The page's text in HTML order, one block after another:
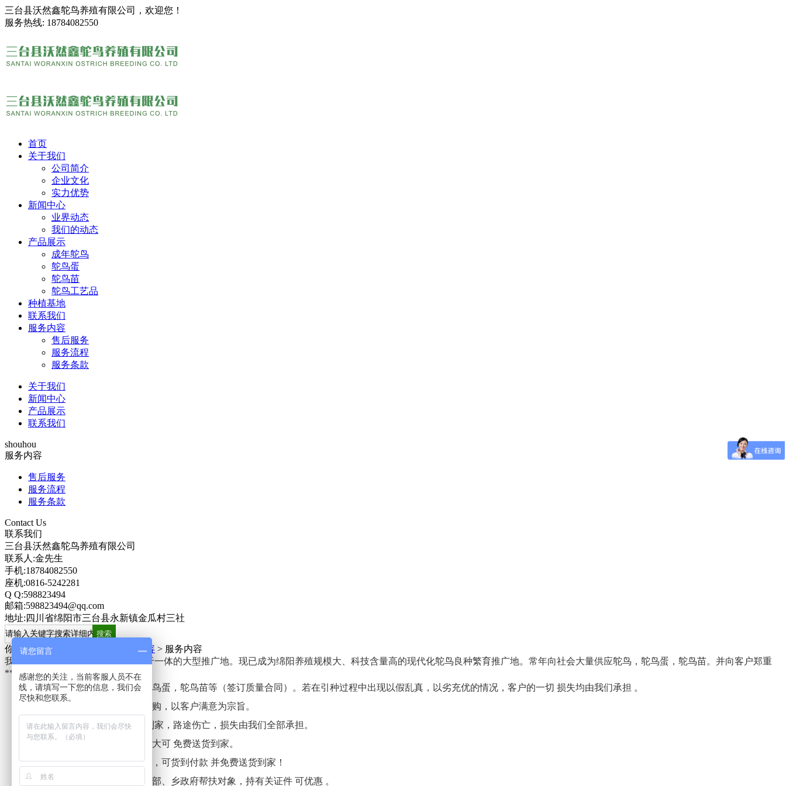
三台县沃然鑫鸵鸟养殖有限公司，欢迎您！
服务热线: 18784082550
首页
关于我们
公司简介
企业文化
实力优势
新闻中心
业界动态
我们的动态
产品展示
成年鸵鸟
鸵鸟蛋
鸵鸟苗
鸵鸟工艺品
种植基地
联系我们
服务内容
售后服务
服务流程
服务条款
关于我们
新闻中心
产品展示
联系我们
shouhou
服务内容
售后服务
服务流程
服务条款
Contact Us
联系我们
三台县沃然鑫鸵鸟养殖有限公司
联系人:金先生
手机:18784082550
座机:0816-5242281
Q Q:598823494
邮箱:598823494@qq.com
地址:四川省绵阳市三台县永新镇金瓜村三社
你现在的位置： 服务内容 > 服务内容
我们是集养殖、育种、科研、推广于一体的大型推广地。现已成为绵阳养殖规模大、科技含量高的现代化鸵鸟良种繁育推广地。常年向社会大量供应鸵鸟，鸵鸟蛋，鸵鸟苗。并向客户郑重
******
1、我们******所提供鸵鸟、鸵鸟蛋，鸵鸟苗等（签订质量合同）。若在引种过程中出现以假乱真，以劣充优的情况，客户的一切 损失均由我们承担 。
2、选种过程中，客户可自由选购，以客户满意为宗旨。
3.专业养殖技术人员押车送货到家，路途伤亡，损失由我们全部承担。
4、我们提供专用运输车辆，量大可 免费送货到家。
5、由政府部门牵头的养殖量大，可货到付款 并免费送货到家！
6、对下岗职工、教师、退休干部、乡政府帮扶对象，持有关证件 可优惠 。
请您留言
感谢您的关注，当前客服人员不在
线，请填写一下您的信息，我们会
尽快和您联系。